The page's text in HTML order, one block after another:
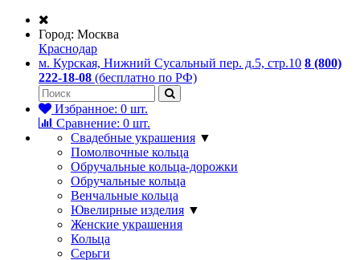
Город: Москва
Краснодар
м. Курская, Нижний Сусальный пер. д.5, стр.10 8 (800)
222-18-08 (бесплатно по РФ)
Избранное: 0 шт.
Сравнение: 0 шт.
Свадебные украшения ▼
Помолвочные кольца
Обручальные кольца-дорожки
Обручальные кольца
Венчальные кольца
Ювелирные изделия ▼
Женские украшения
Кольца
Серьги